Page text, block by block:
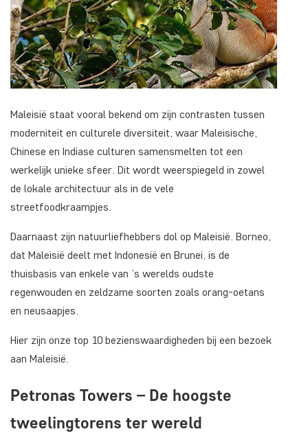
Maleisië staat vooral bekend om zijn contrasten tussen
moderniteit en culturele diversiteit, waar Maleisische,
Chinese en Indiase culturen samensmelten tot een
werkelijk unieke sfeer. Dit wordt weerspiegeld in zowel
de lokale architectuur als in de vele
streetfoodkraampjes.
Daarnaast zijn natuurliefhebbers dol op Maleisië. Borneo,
dat Maleisië deelt met Indonesië en Brunei, is de
thuisbasis van enkele van ‘s werelds oudste
regenwouden en zeldzame soorten zoals orang-oetans
en neusaapjes.
Hier zijn onze top 10 bezienswaardigheden bij een bezoek
aan Maleisië.
Petronas Towers – De hoogste
tweelingtorens ter wereld